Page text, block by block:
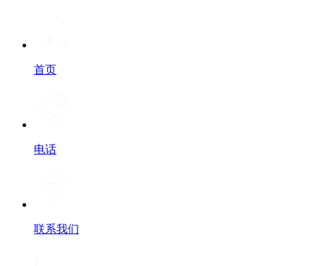
首页
电话
联系我们